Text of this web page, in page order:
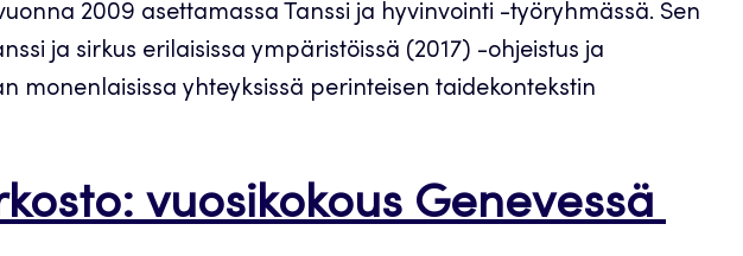
2009 asettamassa Tanssi ja hyvinvointi -työryhmässä. Sen
ja sirkus erilaisissa ympäristöissä (2017) -ohjeistus ja
monenlaisissa yhteyksissä perinteisen taidekontekstin
vuosikokous Genevessä